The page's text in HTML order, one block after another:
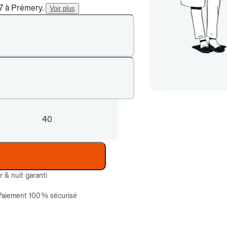
à Prémery. Voir plus
40
& nuit garanti
100 % sécurisé